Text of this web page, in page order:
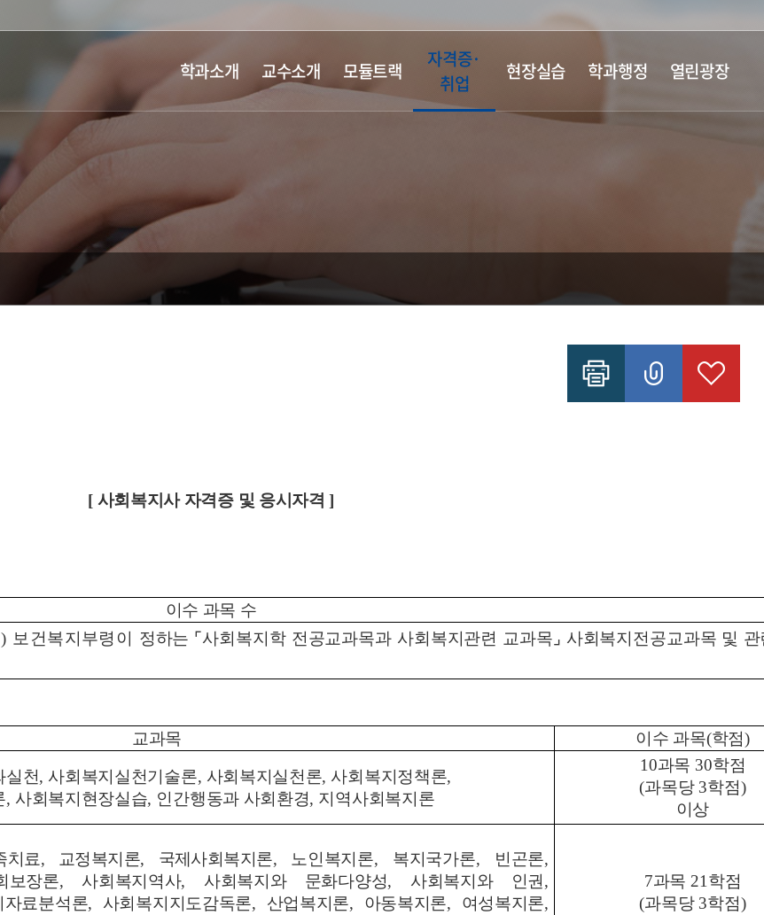
학과소개 교수소개 모듈트랙
자격증·
취업
현장실습 학과행정 열린광장
[ 사회복지사 자격증 및 응시자격]
이수 과목 수
) 보건복지부령이 정하는 ⌜사회복지학 전공교과목과 사회복지관련 교과목 ⌟ 사회복지전공교과목 및 관
교과목 이수 과목(학점)
실천, 사회복지실천기술론, 사회복지실천론, 사회복지정책론,
, 사회복지현장실습, 인간행동과 사회환경, 지역사회복지론
10과목 30학점
(과목당 3학점)
이상
료, 교정복지론, 국제사회복지론, 노인복지론, 복지국가론, 빈곤론,
보장론, 사회복지역사, 사회복지와 문화다양성, 사회복지와 인권 ,
자료분석론, 사회복지지도감독론, 산업복지론, 아동복지론, 여성복지론,
7과목 21 학점
(과목당 3학점)